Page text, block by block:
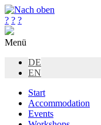
? ? ?
Menü
DE
EN
Start
Accommodation
Events